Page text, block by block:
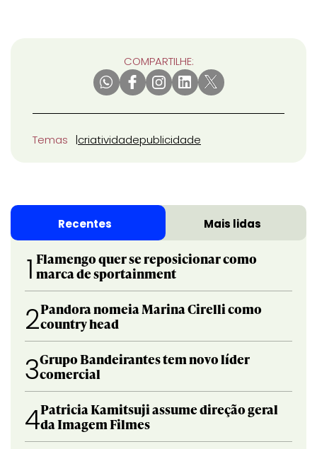
COMPARTILHE:
Temas criatividadepublicidade
Recentes Mais lidas
1 Flamengo quer se reposicionar como
marca de sportainment
2Pandora nomeia Marina Cirelli como
country head
3Grupo Bandeirantes tem novo líder
comercial
4Patricia Kamitsuji assume direção geral
da Imagem Filmes